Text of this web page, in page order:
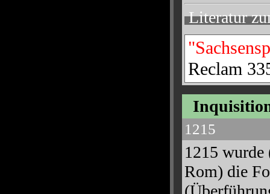
Literatur
Reclam
1215
1215
Rom) die